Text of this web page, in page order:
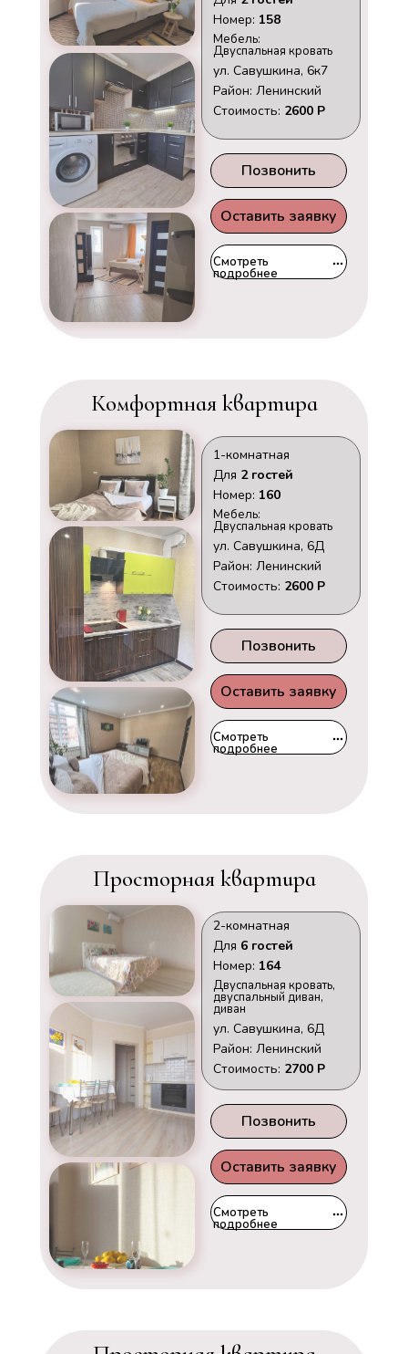
Позвонить
Оставить заявку
Мебель:
Двуспальная кровать
ул. Савушкина, 6к7
Район: Ленинский
Номер: 158
Стоимость: 2600 Р
Смотреть
подробнее
Позвонить
Оставить заявку
Комфортная квартира
Для 2 гостей
Мебель:
Двуспальная кровать
ул. Савушкина, 6Д
Район: Ленинский
Номер: 160
Стоимость: 2600 Р
1-комнатная
Смотреть
подробнее
Позвонить
Оставить заявку
Просторная квартира
Для 6 гостей
Двуспальная кровать,
двуспальный диван,
диван
ул. Савушкина, 6Д
Район: Ленинский
Номер: 164
Стоимость: 2700 Р
2-комнатная
Смотреть
подробнее